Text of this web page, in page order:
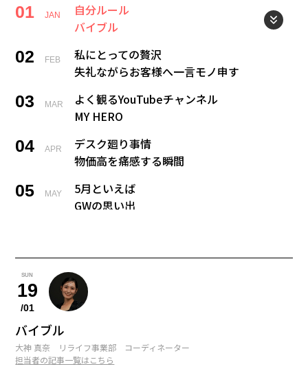
01 JAN
自分ルール
バイブル
02 FEB
私にとっての贅沢
失礼ながらお客様へ一言モノ申す
03 MAR
よく観るYouTubeチャンネル
MY HERO
04 APR
デスク廻り事情
物価高を痛感する瞬間
05 MAY
5月といえば
GWの思い出
07 JUL
今夢中になっていること
宝くじ当たった、、、何する？
08 AUG
09 SEP Coming soon...
SUN
19
/01
バイブル
大神 真奈 リライフ事業部 コーディネーター
担当者の記事一覧はこちら